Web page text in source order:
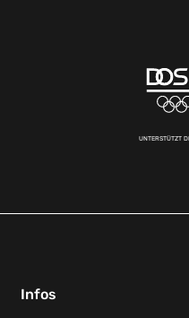
UNTERSTÜTZT
Infos